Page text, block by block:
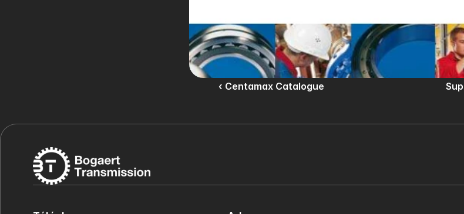
‹ Centamax Catalogue